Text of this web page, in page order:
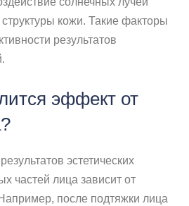
кожи. Такие факторы
результатов
эффект от
эстетических
частей лица зависит от
после подтяжки лица